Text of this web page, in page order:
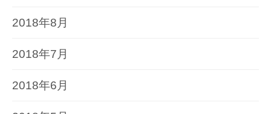
2018年8月
2018年7月
2018年6月